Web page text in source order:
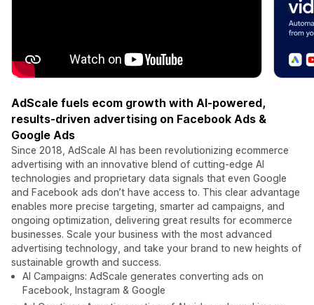
AdScale fuels ecom growth with AI-powered,
results-driven advertising on Facebook Ads &
Google Ads
Since 2018, AdScale AI has been revolutionizing ecommerce
advertising with an innovative blend of cutting-edge AI
technologies and proprietary data signals that even Google
and Facebook ads don’t have access to. This clear advantage
enables more precise targeting, smarter ad campaigns, and
ongoing optimization, delivering great results for ecommerce
businesses. Scale your business with the most advanced
advertising technology, and take your brand to new heights of
sustainable growth and success.
AI Campaigns: AdScale generates converting ads on
Facebook, Instagram & Google